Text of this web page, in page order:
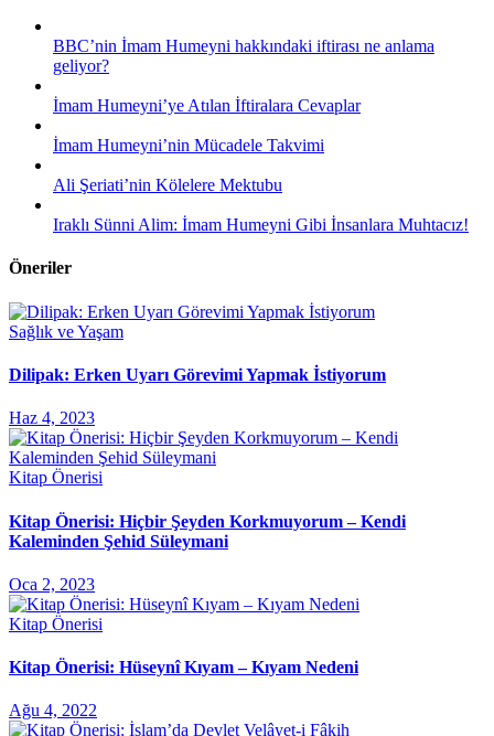
BBC’nin İmam Humeyni hakkındaki iftirası ne anlama
geliyor?
İmam Humeyni’ye Atılan İftiralara Cevaplar
İmam Humeyni’nin Mücadele Takvimi
Ali Şeriati’nin Kölelere Mektubu
Iraklı Sünni Alim: İmam Humeyni Gibi İnsanlara Muhtacız!
Öneriler
Sağlık ve Yaşam
Dilipak: Erken Uyarı Görevimi Yapmak İstiyorum
Haz 4, 2023
Kitap Önerisi
Kitap Önerisi: Hiçbir Şeyden Korkmuyorum – Kendi
Kaleminden Şehid Süleymani
Oca 2, 2023
Kitap Önerisi
Kitap Önerisi: Hüseynî Kıyam – Kıyam Nedeni
Ağu 4, 2022